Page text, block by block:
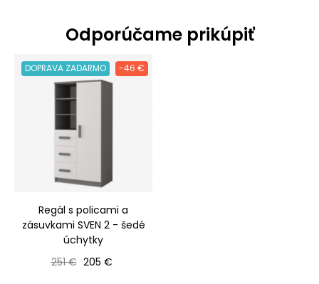
Odporúčame prikúpiť
DOPRAVA ZADARMO -46 €
Regál s policami a
zásuvkami SVEN 2 - šedé
úchytky
Bežná cena
251 € Cena
205 €